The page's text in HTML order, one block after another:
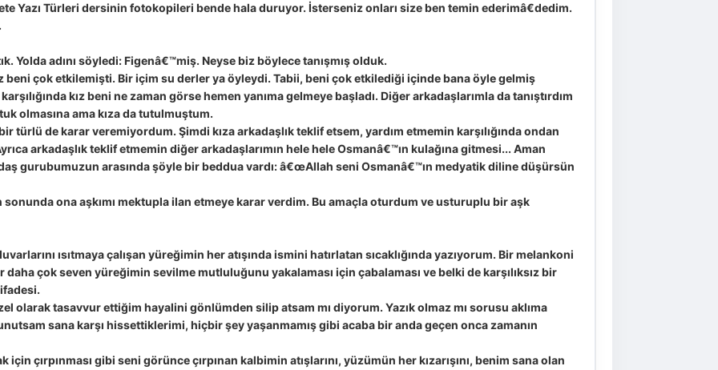
Yazı Türleri dersinin fotokopileri bende hala duruyor. İsterseniz onları size ben temin ederimâ€dedim.
Yolda adını söyledi: Figenâ€™miş. Neyse biz böylece tanışmış olduk.
beni çok etkilemişti. Bir içim su derler ya öyleydi. Tabii, beni çok etkilediği içinde bana öyle gelmiş
kız beni ne zaman görse hemen yanıma gelmeye başladı. Diğer arkadaşlarımla da tanıştırdım
olmasına ama kıza da tutulmuştum.
türlü de karar veremiyordum. Şimdi kıza arkadaşlık teklif etsem, yardım etmemin karşılığında ondan
arkadaşlık teklif etmemin diğer arkadaşlarımın hele hele Osmanâ€™ın kulağına gitmesi... Aman
gurubumuzun arasında şöyle bir beddua vardı: â€œAllah seni Osmanâ€™ın medyatik diline düşürsün
ona aşkımı mektupla ilan etmeye karar verdim. Bu amaçla oturdum ve usturuplu bir aşk
ısıtmaya çalışan yüreğimin her atışında ismini hatırlatan sıcaklığında yazıyorum. Bir melankoni
daha çok seven yüreğimin sevilme mutluluğunu yakalaması için çabalaması ve belki de karşılıksız bir
olarak tasavvur ettiğim hayalini gönlümden silip atsam mı diyorum. Yazık olmaz mı sorusu aklıma
sana karşı hissettiklerimi, hiçbir şey yaşanmamış gibi acaba bir anda geçen onca zamanın
çırpınması gibi seni görünce çırpınan kalbimin atışlarını, yüzümün her kızarışını, benim sana olan